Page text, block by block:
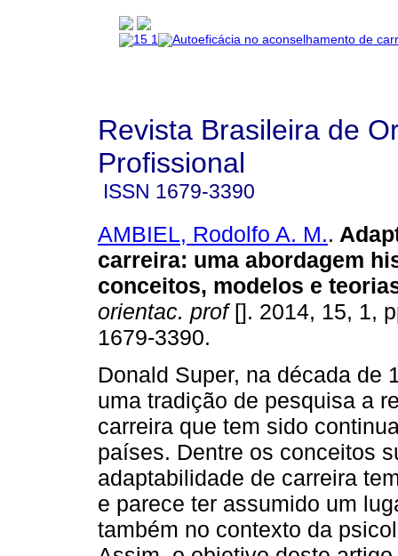
Revista Brasileira de
Profissional
ISSN 1679-3390
AMBIEL, Rodolfo A. M..
carreira: uma abordagem
conceitos, modelos e
orientac. prof[]. 2014, 15, 1,
1679-3390.
Donald Super, na década de
uma tradição de pesquisa a
carreira que tem sido
países. Dentre os conceitos
adaptabilidade de carreira
e parece ter assumido um
também no contexto da